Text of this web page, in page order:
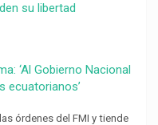
su libertad
‘Al Gobierno Nacional
ecuatorianos’
órdenes del FMI y tiende